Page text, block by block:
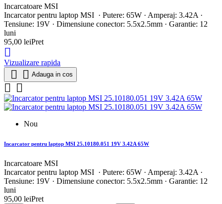
Incarcatoare MSI
Incarcator pentru laptop MSI · Putere: 65W · Amperaj: 3.42A ·
Tensiune: 19V · Dimensiune conector: 5.5x2.5mm · Garantie: 12
luni
95,00 leiPret

Vizualizare rapida
  Adauga in cos
 
Nou
Incarcator pentru laptop MSI 25.10180.051 19V 3.42A 65W
Incarcatoare MSI
Incarcator pentru laptop MSI · Putere: 65W · Amperaj: 3.42A ·
Tensiune: 19V · Dimensiune conector: 5.5x2.5mm · Garantie: 12
luni
95,00 leiPret